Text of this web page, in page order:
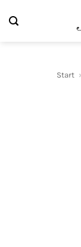
Inhalt
Start